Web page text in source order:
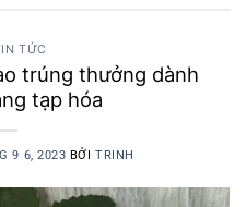
TỨC
trúng thưởng dành
tạp hóa
9 6, 2023 BỞITRINH